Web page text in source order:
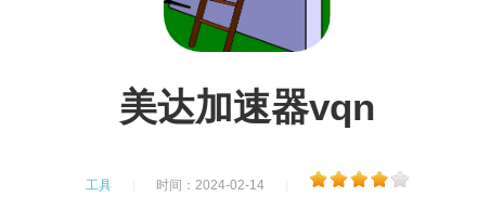
美达加速器vqn
工具 时间：2024-02-14